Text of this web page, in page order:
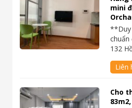
mini
**Duy
chuẩn
132
Liên
Cho